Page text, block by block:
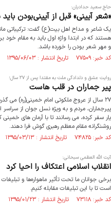
حاج سعید حدادیان:
«شعر آیینی» قبل از آیینی‌بودن
یک شاعر و مداح اهل بیت(ع) گفت: ترکیباتی
هستند که در ابتدا واژه اول باید به مقام خود
و مهر شعر بودن را خورده باشد.
کد خبر: ۷۷۵۰۹ تاریخ انتشار : ۱۳۹۵/۰۶/۰۳
روایت عشق و دلدادگی ملت به مقتدا پس از ۲۷ سال؛
پیر جماران در قلب هاست
۲۷ سال از عروج ملکوتی امام خمینی(ره) می
پیرجماران، مردم و به ویژه نسل جوان از سراسر
یار سفر کرده، می رسانند تا با آرمان های خمینی
روشنگرانه مقام معظم رهبری گوش فرا دهند.
کد خبر: ۷۴۸۲۵ تاریخ انتشار : ۱۳۹۵/۰۳/۱۳
آیت الله العظمی سبحانی:
انقلاب اسلامی اعتکاف را احیا کرد
برخی جوانان ما تحت تأثیر ماهواره‌ها و
است تا با این تبلیغات مقابله کنیم.
کد خبر: ۷۳۱۱۸ تاریخ انتشار : ۱۳۹۵/۰۱/۲۳